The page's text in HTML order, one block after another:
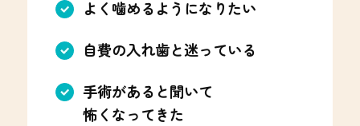
よく噛めるようになりたい
自費の入れ歯と迷っている
手術があると聞いて
怖くなってきた